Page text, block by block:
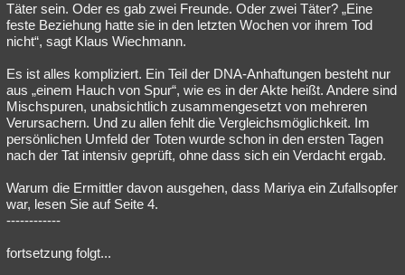
Täter sein. Oder es gab zwei Freunde. Oder zwei Täter? „Eine
feste Beziehung hatte sie in den letzten Wochen vor ihrem Tod
nicht“, sagt Klaus Wiechmann.
Es ist alles kompliziert. Ein Teil der DNA-Anhaftungen besteht nur
aus „einem Hauch von Spur“, wie es in der Akte heißt. Andere sind
Mischspuren, unabsichtlich zusammengesetzt von mehreren
Verursachern. Und zu allen fehlt die Vergleichsmöglichkeit. Im
persönlichen Umfeld der Toten wurde schon in den ersten Tagen
nach der Tat intensiv geprüft, ohne dass sich ein Verdacht ergab.
Warum die Ermittler davon ausgehen, dass Mariya ein Zufallsopfer
war, lesen Sie auf Seite 4.
------------
fortsetzung folgt...